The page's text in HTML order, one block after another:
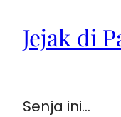
Jejak di
Senja ini…